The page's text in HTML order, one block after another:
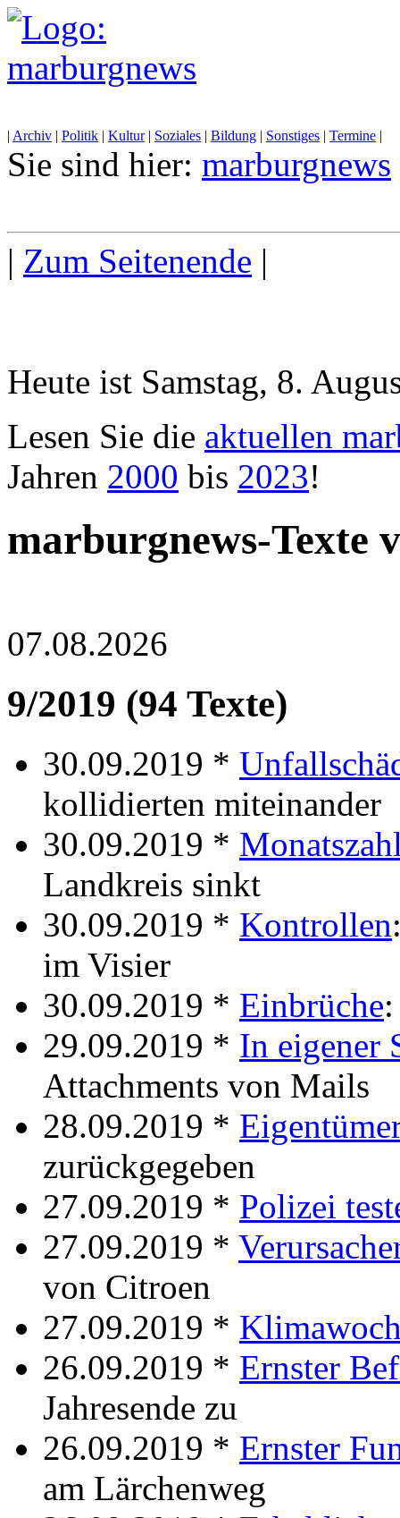
| Archiv | Politik | Kultur| Soziales | Bildung | Sonstiges | Termine |
Sie sind hier: marburgnews
| Zum Seitenende |
Heute ist Samstag, 8.
Lesen Sie die aktuellen
Jahren 2000 bis 2023!
marburgnews-Texte
07.08.2026
9/2019 (94 Texte)
30.09.2019 *
kollidierten miteinander
30.09.2019 *
Landkreis sinkt
30.09.2019 * Kontrollen
im Visier
30.09.2019 * Einbrüche
29.09.2019 * In eigener
Attachments von Mails
28.09.2019 *
zurückgegeben
27.09.2019 * Polizei
27.09.2019 *
von Citroen
27.09.2019 *
26.09.2019 * Ernster
Jahresende zu
26.09.2019 * Ernster
am Lärchenweg